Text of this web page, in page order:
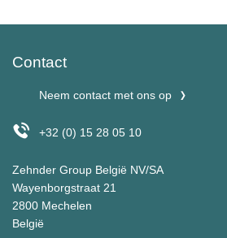
Contact
Neem contact met ons op
+32 (0) 15 28 05 10
Zehnder Group België NV/SA
Wayenborgstraat 21
2800 Mechelen
België